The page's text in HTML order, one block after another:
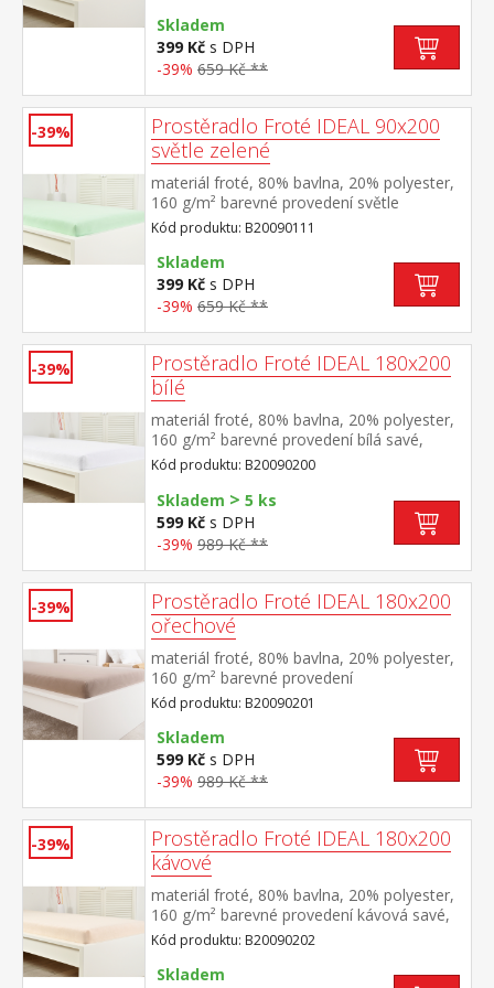
Skladem
399 Kč s DPH
-39% 659 Kč **
-39%
Prostěradlo Froté IDEAL 90x200
světle zelené
materiál froté, 80% bavlna, 20% polyester,
160 g/m² barevné provedení světle
zelená savé, odolné, stálobarevné, obšito
gumou pro matrace do výšky 25
cm pratelné do 40 °C
Kód produktu: B20090111
Skladem
399 Kč s DPH
-39% 659 Kč **
-39%
Prostěradlo Froté IDEAL 180x200
bílé
materiál froté, 80% bavlna, 20% polyester,
160 g/m² barevné provedení bílá savé,
odolné, stálobarevné, obšito gumou pro
matrace do výšky 25 cm pratelné do 40 °C
Kód produktu: B20090200
Skladem > 5 ks
599 Kč s DPH
-39% 989 Kč **
-39%
Prostěradlo Froté IDEAL 180x200
ořechové
materiál froté, 80% bavlna, 20% polyester,
160 g/m² barevné provedení
ořechová savé, odolné, stálobarevné,
obšito gumou pro matrace do výšky 25
cm pratelné do 40 °C
Kód produktu: B20090201
Skladem
599 Kč s DPH
-39% 989 Kč **
-39%
Prostěradlo Froté IDEAL 180x200
kávové
materiál froté, 80% bavlna, 20% polyester,
160 g/m² barevné provedení kávová savé,
odolné, stálobarevné, obšito gumou pro
matrace do výšky 25 cm pratelné do 40 °C
Kód produktu: B20090202
Skladem